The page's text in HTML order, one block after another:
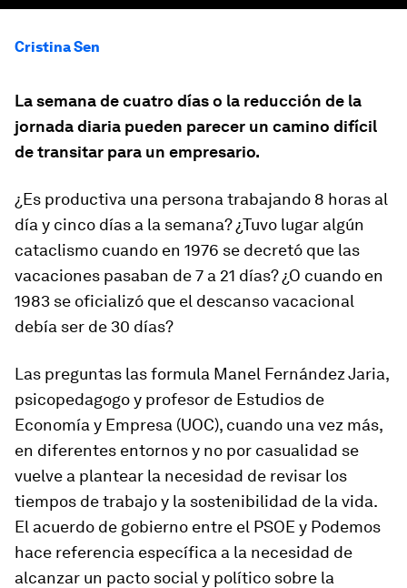
Cristina Sen
La semana de cuatro días o la reducción de la
jornada diaria pueden parecer un camino difícil
de transitar para un empresario.
¿Es productiva una persona trabajando 8 horas al
día y cinco días a la semana? ¿Tuvo lugar algún
cataclismo cuando en 1976 se decretó que las
vacaciones pasaban de 7 a 21 días? ¿O cuando en
1983 se oficializó que el descanso vacacional
debía ser de 30 días?
Las preguntas las formula Manel Fernández Jaria,
psicopedagogo y profesor de Estudios de
Economía y Empresa (UOC), cuando una vez más,
en diferentes entornos y no por casualidad se
vuelve a plantear la necesidad de revisar los
tiempos de trabajo y la sostenibilidad de la vida.
El acuerdo de gobierno entre el PSOE y Podemos
hace referencia específica a la necesidad de
alcanzar un pacto social y político sobre la